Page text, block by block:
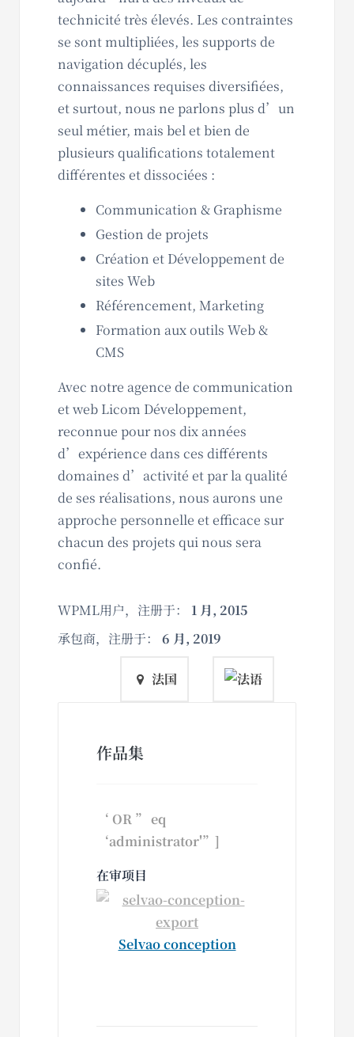
technicité très élevés. Les contraintes
se sont multipliées, les supports de
navigation décuplés, les
connaissances requises diversifiées,
et surtout, nous ne parlons plus d’un
seul métier, mais bel et bien de
plusieurs qualifications totalement
différentes et dissociées :
Communication & Graphisme
Gestion de projets
Création et Développement de
sites Web
Référencement, Marketing
Formation aux outils Web &
CMS
Avec notre agence de communication
et web Licom Développement,
reconnue pour nos dix années
d’expérience dans ces différents
domaines d’activité et par la qualité
de ses réalisations, nous aurons une
approche personnelle et efficace sur
chacun des projets qui nous sera
confié.
WPML用户，注册于： 1 月, 2015
承包商，注册于： 6 月, 2019
法国
作品集
‘ OR ” eq
‘administrator'”]
在审项目
Selvao conception